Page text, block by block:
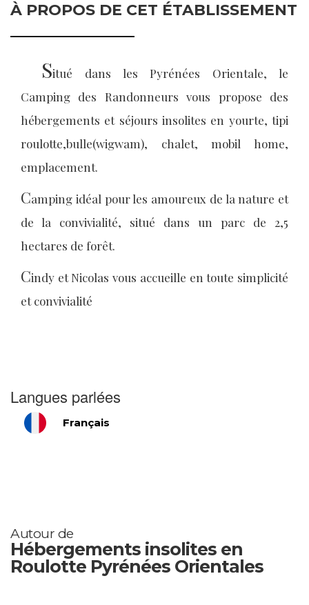
À PROPOS DE CET ÉTABLISSEMENT
Situé dans les Pyrénées Orientale, le
Camping des Randonneurs vous propose des
hébergements et séjours insolites en yourte, tipi
roulotte,bulle(wigwam), chalet, mobil home,
emplacement.
Camping idéal pour les amoureux de la nature et
de la convivialité, situé dans un parc de 2,5
hectares de forêt.
Cindy et Nicolas vous accueille en toute simplicité
et convivialité
Langues parlées
Français
Autour de
Hébergements insolites en
Roulotte Pyrénées Orientales